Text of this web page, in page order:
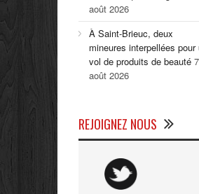
août 2026
À Saint-Brieuc, deux
mineures interpellées pour
vol de produits de beauté 7
août 2026
REJOIGNEZ NOUS